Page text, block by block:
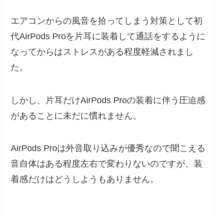
エアコンからの風音を拾ってしまう対策として初
代AirPods Proを片耳に装着して通話をするように
なってからはストレスがある程度軽減されまし
た。
しかし、片耳だけAirPods Proの装着に伴う圧迫感
があることに未だに慣れません。
AirPods Proは外音取り込みが優秀なので聞こえる
音自体はある程度左右で変わりないのですが、装
着感だけはどうしようもありません。